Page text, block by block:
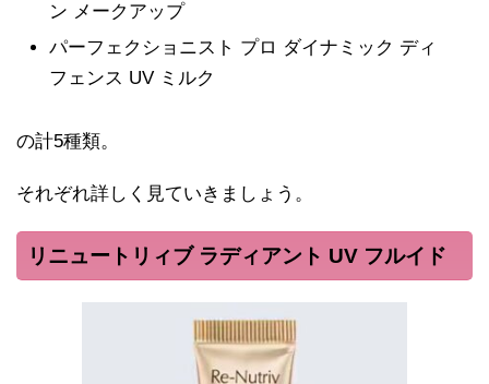
ン メークアップ
パーフェクショニスト プロ ダイナミック ディ
フェンス UV ミルク
の計5種類。
それぞれ詳しく見ていきましょう。
リニュートリィブ ラディアント UV フルイド